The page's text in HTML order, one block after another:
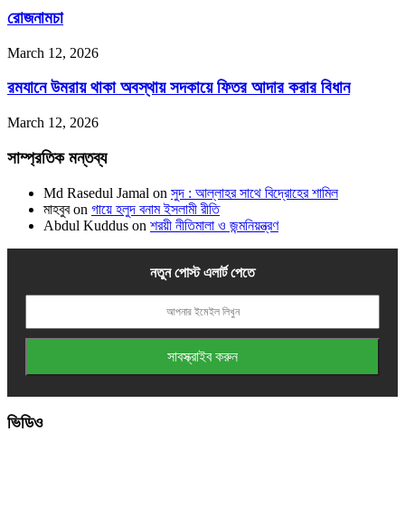
রোজনামচা
March 12, 2026
রমযানে উমরায় থাকা অবস্থায় সদকায়ে ফিতর আদার করার বিধান
March 12, 2026
সাম্প্রতিক মন্তব্য
Md Rasedul Jamal on সুদ : আল্লাহর সাথে বিদ্রোহের শামিল
মাহবুবon গায়ে হলুদ বনাম ইসলামী রীতি
Abdul Kuddus on শরয়ী নীতিমালা ও জন্মনিয়ন্ত্রণ
নতুন পোস্ট এলার্ট পেতে
ভিডিও